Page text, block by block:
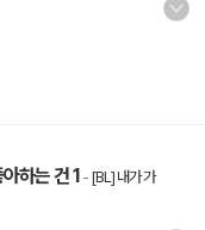
하는 건 1 - [BL] 내가 가